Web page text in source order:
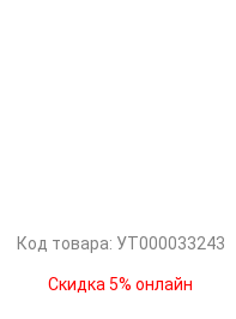
Код товара: УТ000033243
Скидка 5% онлайн